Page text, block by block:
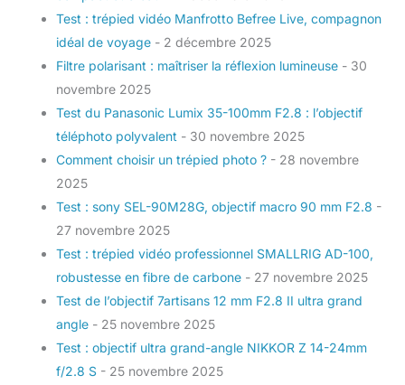
Test : trépied vidéo Manfrotto Befree Live, compagnon
idéal de voyage - 2 décembre 2025
Filtre polarisant : maîtriser la réflexion lumineuse - 30
novembre 2025
Test du Panasonic Lumix 35-100mm F2.8 : l’objectif
téléphoto polyvalent - 30 novembre 2025
Comment choisir un trépied photo ? - 28 novembre
2025
Test : sony SEL-90M28G, objectif macro 90 mm F2.8 -
27 novembre 2025
Test : trépied vidéo professionnel SMALLRIG AD-100,
robustesse en fibre de carbone - 27 novembre 2025
Test de l’objectif 7artisans 12 mm F2.8 II ultra grand
angle - 25 novembre 2025
Test : objectif ultra grand-angle NIKKOR Z 14-24mm
f/2.8 S - 25 novembre 2025